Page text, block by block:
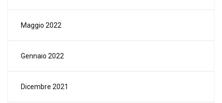
Maggio 2022
Gennaio 2022
Dicembre 2021